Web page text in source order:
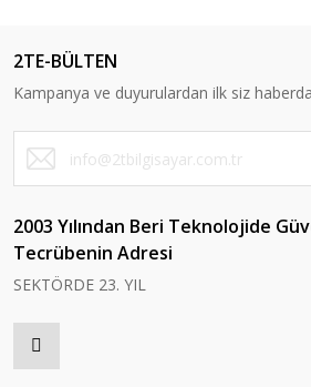
2TE-BÜLTEN
Kampanya ve duyurulardan ilk siz
2003 Yılından Beri Teknolojide
Tecrübenin Adresi
SEKTÖRDE 23. YIL